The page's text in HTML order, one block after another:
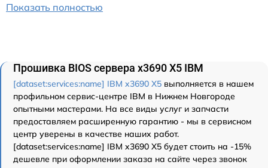
Показать полностью
Прошивка BIOS сервера x3690 X5 IBM
[dataset:services:name] IBM x3690 X5 выполняется в нашем
профильном сервис-центре IBM в Нижнем Новгороде
опытными мастерами. На все виды услуг и запчасти
предоставляем расширенную гарантию - мы в сервисном
центр уверены в качестве наших работ.
[dataset:services:name] IBM x3690 X5 будет стоить на -15%
дешевле при оформлении заказа на сайте через звонок